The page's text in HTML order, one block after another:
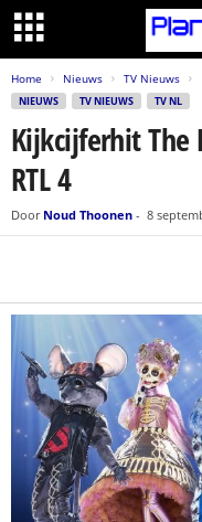
Home Nieuws TV Nieuws
NIEUWS TV NIEUWS TV NL
Kijkcijferhit The
RTL 4
Door Noud Thoonen - 8